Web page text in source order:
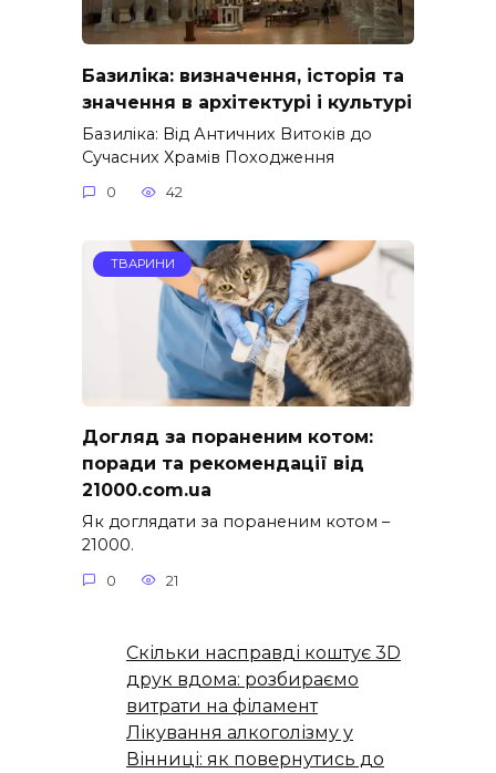
Базиліка: визначення, історія та
значення в архітектурі і культурі
Базиліка: Від Античних Витоків до
Сучасних Храмів Походження
0 42
ТВАРИНИ
Догляд за пораненим котом:
поради та рекомендації від
21000.com.ua
Як доглядати за пораненим котом –
21000.
0 21
Скільки насправді коштує 3D
друк вдома: розбираємо
витрати на філамент
Лікування алкоголізму у
Вінниці: як повернутись до